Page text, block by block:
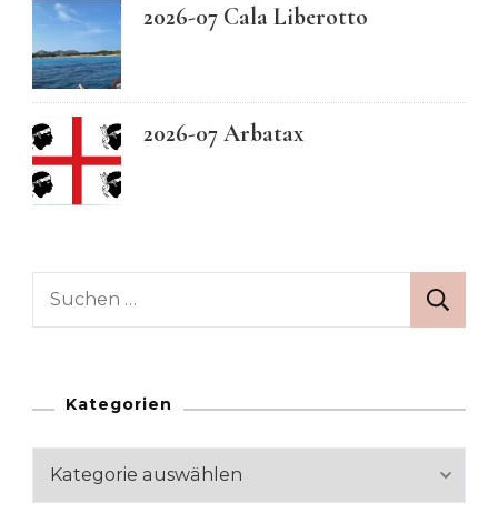
2026-07 Cala Liberotto
2026-07 Arbatax
Suchen
Kategorien
Kategorien